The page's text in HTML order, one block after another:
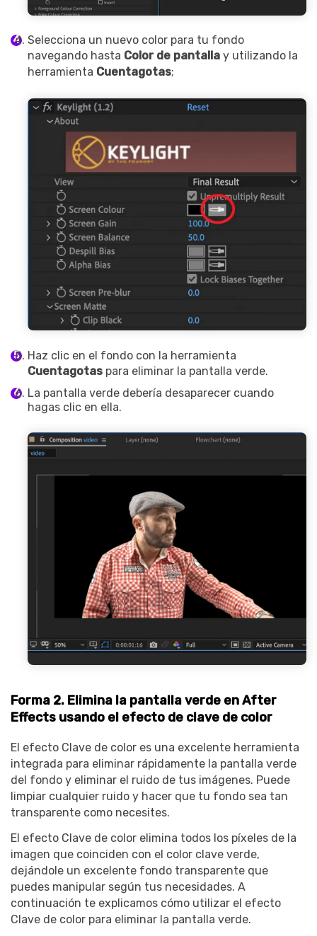
Selecciona un nuevo color para tu fondo
navegando hasta Color de pantalla y utilizando la
herramienta Cuentagotas;
Haz clic en el fondo con la herramienta
Cuentagotas para eliminar la pantalla verde.
La pantalla verde debería desaparecer cuando
hagas clic en ella.
Forma 2. Elimina la pantalla verde en After
Effects usando el efecto de clave de color
El efecto Clave de color es una excelente herramienta
integrada para eliminar rápidamente la pantalla verde
del fondo y eliminar el ruido de tus imágenes. Puede
limpiar cualquier ruido y hacer que tu fondo sea tan
transparente como necesites.
El efecto Clave de color elimina todos los píxeles de la
imagen que coinciden con el color clave verde,
dejándole un excelente fondo transparente que
puedes manipular según tus necesidades. A
continuación te explicamos cómo utilizar el efecto
Clave de color para eliminar la pantalla verde.